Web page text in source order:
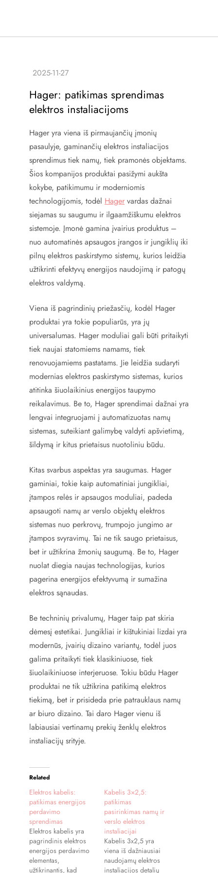
Hager: patikimas sprendimas
elektros instaliacijoms
Hager yra viena iš pirmaujančių įmonių
pasaulyje, gaminančių elektros instaliacijos
sprendimus tiek namų, tiek pramonės objektams.
Šios kompanijos produktai pasižymi aukšta
kokybe, patikimumu ir moderniomis
technologijomis, todėl Hager vardas dažnai
siejamas su saugumu ir ilgaamžiškumu elektros
sistemoje. Įmonė gamina įvairius produktus –
nuo automatinės apsaugos įrangos ir jungiklių iki
pilnų elektros paskirstymo sistemų, kurios leidžia
užtikrinti efektyvų energijos naudojimą ir patogų
elektros valdymą.
Viena iš pagrindinių priežasčių, kodėl Hager
produktai yra tokie populiarūs, yra jų
universalumas. Hager moduliai gali būti pritaikyti
tiek naujai statomiems namams, tiek
renovuojamiems pastatams. Jie leidžia sudaryti
modernias elektros paskirstymo sistemas, kurios
atitinka šiuolaikinius energijos taupymo
reikalavimus. Be to, Hager sprendimai dažnai yra
lengvai integruojami į automatizuotas namų
sistemas, suteikiant galimybę valdyti apšvietimą,
šildymą ir kitus prietaisus nuotoliniu būdu.
Kitas svarbus aspektas yra saugumas. Hager
gaminiai, tokie kaip automatiniai jungikliai,
įtampos relės ir apsaugos moduliai, padeda
apsaugoti namų ar verslo objektų elektros
sistemas nuo perkrovų, trumpojo jungimo ar
įtampos svyravimų. Tai ne tik saugo prietaisus,
bet ir užtikrina žmonių saugumą. Be to, Hager
nuolat diegia naujas technologijas, kurios
pagerina energijos efektyvumą ir sumažina
elektros sąnaudas.
Be techninių privalumų, Hager taip pat skiria
dėmesį estetikai. Jungikliai ir kištukiniai lizdai yra
modernūs, įvairių dizaino variantų, todėl juos
galima pritaikyti tiek klasikiniuose, tiek
šiuolaikiniuose interjeruose. Tokiu būdu Hager
produktai ne tik užtikrina patikimą elektros
tiekimą, bet ir prisideda prie patrauklaus namų
ar biuro dizaino. Tai daro Hager vienu iš
labiausiai vertinamų prekių ženklų elektros
instaliacijų srityje.
Related
Elektros kabelis:
patikimas energijos
perdavimo
sprendimas
Elektros kabelis yra
pagrindinis elektros
energijos perdavimo
elementas,
užtikrinantis, kad
Kabelis 3×2,5:
patikimas
pasirinkimas namų ir
verslo elektros
instaliacijai
Kabelis 3x2,5 yra
viena iš dažniausiai
naudojamų elektros
instaliacijos detalių